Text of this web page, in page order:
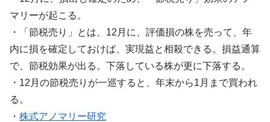
マリーが起こる。
・「節税売り」とは、12月に、評価損の株を売って、年
内に損を確定しておけば、実現益と相殺できる。損益通算
で、節税効果が出る。下落している株が更に下落する。
・12月の節税売りが一巡すると、年末から1月まで買われ
る。
・ 株式アノマリー研究